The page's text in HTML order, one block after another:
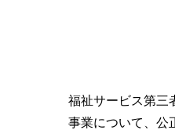
福祉サービス第三
事業について、公